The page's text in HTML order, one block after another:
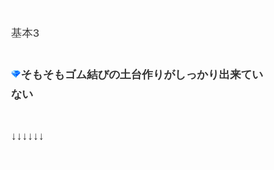
基本3
そもそもゴム結びの土台作りがしっかり出来てい
ない
↓↓↓↓↓↓